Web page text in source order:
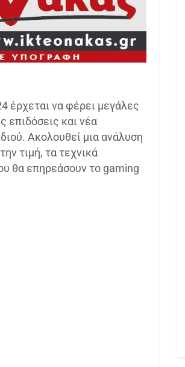
έρχεται να φέρει μεγάλες
επιδόσεις και νέα
Ακολουθεί μια ανάλυση
τιμή, τα τεχνικά
θα επηρεάσουν το gaming